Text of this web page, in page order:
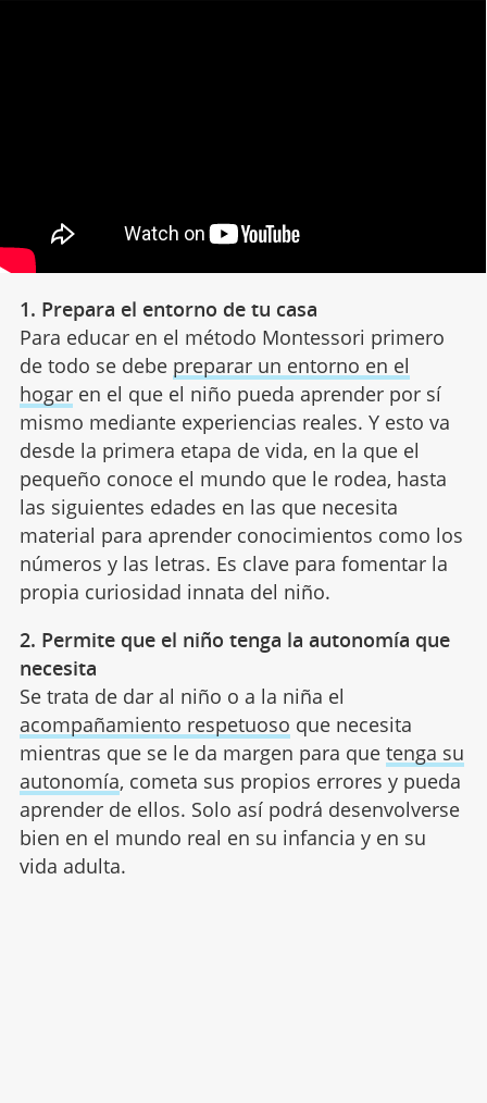
1. Prepara el entorno de tu casa
Para educar en el método Montessori primero
de todo se debe preparar un entorno en el
hogaren el que el niño pueda aprender por sí
mismo mediante experiencias reales. Y esto va
desde la primera etapa de vida, en la que el
pequeño conoce el mundo que le rodea, hasta
las siguientes edades en las que necesita
material para aprender conocimientos como los
números y las letras. Es clave para fomentar la
propia curiosidad innata del niño.
2. Permite que el niño tenga la autonomía que
necesita
Se trata de dar al niño o a la niña el
acompañamiento respetuoso que necesita
mientras que se le da margen para que tenga su
autonomía, cometa sus propios errores y pueda
aprender de ellos. Solo así podrá desenvolverse
bien en el mundo real en su infancia y en su
vida adulta.